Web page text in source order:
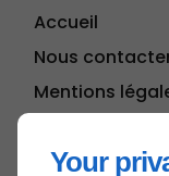
Your
Accueil
Nous
Mentions